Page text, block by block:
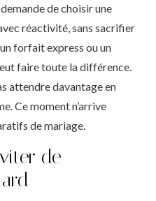
de choisir une
réactivité, sans sacrifier
forfait express ou un
faire toute la différence.
attendre davantage en
Ce moment n’arrive
de mariage.
de